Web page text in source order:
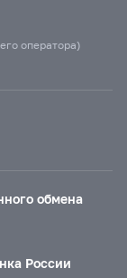
оператора)
обмена
России